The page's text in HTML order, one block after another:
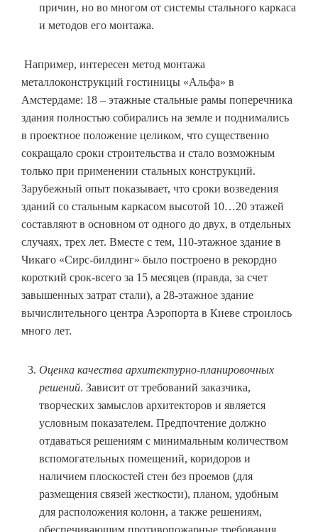
причин, но во многом от системы стального каркаса
и методов его монтажа.
Например, интересен метод монтажа
металлоконструкций гостиницы «Альфа» в
Амстердаме: 18 – этажные стальные рамы поперечника
здания полностью собирались на земле и поднимались
в проектное положение целиком, что существенно
сокращало сроки строительства и стало возможным
только при применении стальных конструкций.
Зарубежный опыт показывает, что сроки возведения
зданий со стальным каркасом высотой 10…20 этажей
составляют в основном от одного до двух, в отдельных
случаях, трех лет. Вместе с тем, 110-этажное здание в
Чикаго «Сирс-билдинг» было построено в рекордно
короткий срок-всего за 15 месяцев (правда, за счет
завышенных затрат стали), а 28-этажное здание
вычислительного центра Аэропорта в Киеве строилось
много лет.
Оценка качества архитектурно-планировочных
решений. Зависит от требований заказчика,
творческих замыслов архитекторов и является
условным показателем. Предпочтение должно
отдаваться решениям с минимальным количеством
вспомогательных помещений, коридоров и
наличием плоскостей стен без проемов (для
размещения связей жесткости), планом, удобным
для расположения колонн, а также решениям,
обеспечивающим противопожарные требования.